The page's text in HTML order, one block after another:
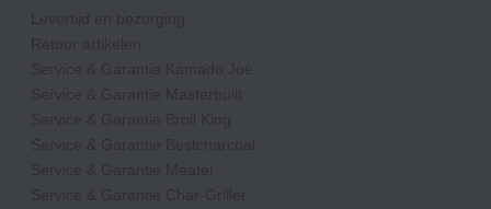
Levertijd en bezorging
Retour artikelen
Service & Garantie Kamado Joe
Service & Garantie Masterbuilt
Service & Garantie Broil King
Service & Garantie Bestcharcoal
Service & Garantie Meater
Service & Garantie Char-Griller